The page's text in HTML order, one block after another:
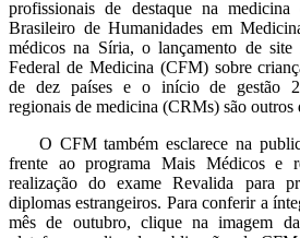
profissionais de destaque na
Brasileiro de Humanidades em
médicos na Síria, o lançamento de site
Federal de Medicina (CFM) sobre
de dez países e o início de gestão
regionais de medicina (CRMs) são outros
O CFM também esclarece na
frente ao programa Mais Médicos e
realização do exame Revalida para
diplomas estrangeiros. Para conferir a
mês de outubro, clique na imagem